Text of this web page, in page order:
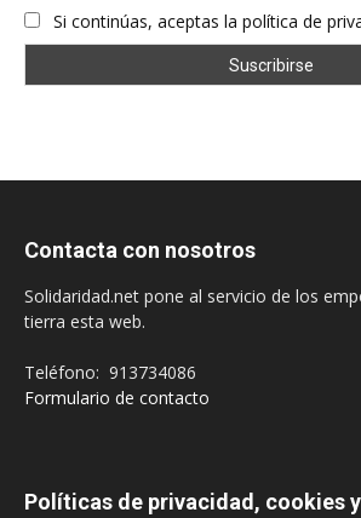
Si continúas, aceptas la política de
Contacta con nosotros
Solidaridad.net pone al servicio de los
tierra esta web.
Teléfono: 913734086
Formulario de contacto
Políticas de privacidad, cookies